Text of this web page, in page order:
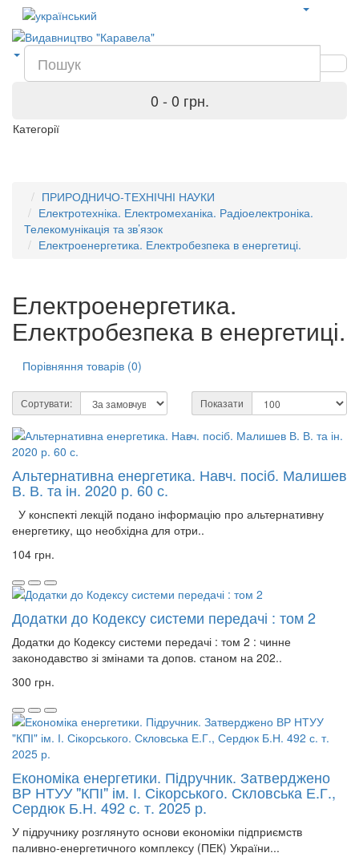
0 - 0 грн.
Категорії
ПРИРОДНИЧО-ТЕХНІЧНІ НАУКИ
Електротехніка. Електромеханіка. Радіоелектроніка.
Телекомунікація та зв’язок
Електроенергетика. Електробезпека в енергетиці.
Електроенергетика.
Електробезпека в енергетиці.
Порівняння товарів (0)
Сортувати: Показати
Альтернативна енергетика. Навч. посіб. Малишев
В. В. та ін. 2020 р. 60 с.
У конспекті лекцій подано інформацію про альтернативну
енергетику, що необхідна для отри..
104 грн.
Додатки до Кодексу системи передачі : том 2
Додатки до Кодексу системи передачі : том 2 : чинне
законодавство зі змінами та допов. станом на 202..
300 грн.
Економіка енергетики. Підручник. Затверджено
ВР НТУУ "КПІ" ім. І. Сікорського. Скловська Е.Г.,
Сердюк Б.Н. 492 с. т. 2025 р.
У підручнику розглянуто основи економіки підприємств
паливно-енергетичного комплексу (ПЕК) України...